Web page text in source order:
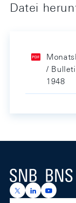
Datei
/
1948
Logo
https://x.com/
https://